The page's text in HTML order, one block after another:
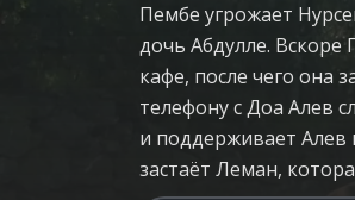
Пембе угрожает
дочь Абдулле. Вскоре
кафе, после чего она
телефону с Доа Алев
и поддерживает
застаёт Леман,